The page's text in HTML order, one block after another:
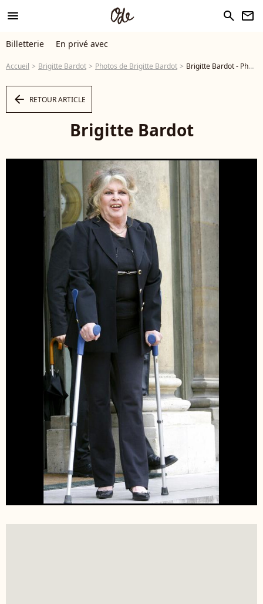
menu search newsletter
Billetterie En privé avec
Accueil Brigitte Bardot Photos de Brigitte Bardot Brigitte Bardot - Photo
arrow_left RETOUR ARTICLE
Brigitte Bardot